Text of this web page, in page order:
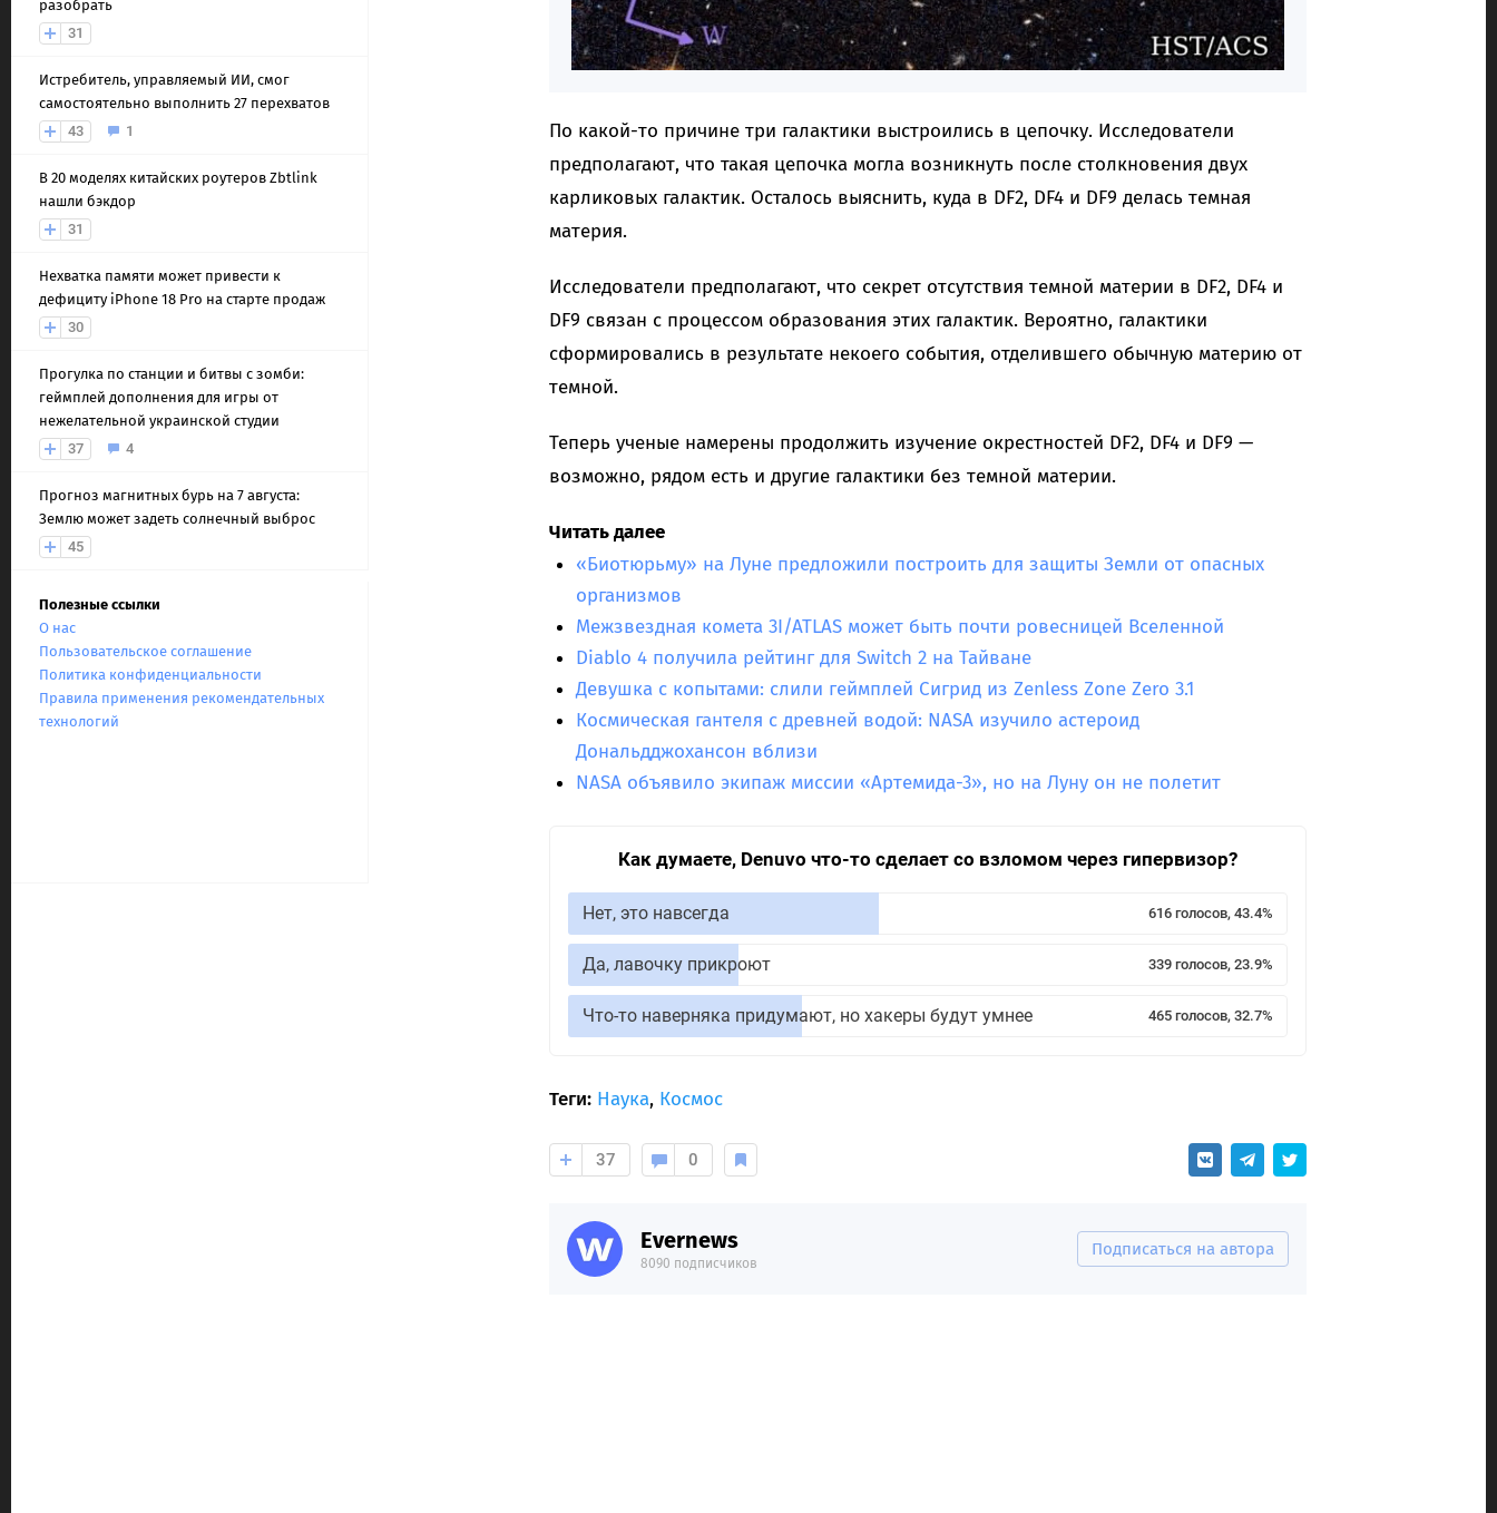
разобрать
31
Истребитель, управляемый ИИ, смог
самостоятельно выполнить 27 перехватов
43
1
В 20 моделях китайских роутеров Zbtlink
нашли бэкдор
31
Нехватка памяти может привести к
дефициту iPhone 18 Pro на старте продаж
30
Прогулка по станции и битвы с зомби:
геймплей дополнения для игры от
нежелательной украинской студии
37
4
Прогноз магнитных бурь на 7 августа:
Землю может задеть солнечный выброс
45
Полезные ссылки
О нас
Пользовательское соглашение
Политика конфиденциальности
Правила применения рекомендательных
технологий
По какой-то причине три галактики выстроились в цепочку. Исследователи
предполагают, что такая цепочка могла возникнуть после столкновения двух
карликовых галактик. Осталось выяснить, куда в DF2, DF4 и DF9 делась темная
материя.
Исследователи предполагают, что секрет отсутствия темной материи в DF2, DF4 и
DF9 связан с процессом образования этих галактик. Вероятно, галактики
сформировались в результате некоего события, отделившего обычную материю от
темной.
Теперь ученые намерены продолжить изучение окрестностей DF2, DF4 и DF9 —
возможно, рядом есть и другие галактики без темной материи.
Читать далее
«Биотюрьму» на Луне предложили построить для защиты Земли от опасных
организмов
Межзвездная комета 3I/ATLAS может быть почти ровесницей Вселенной
Diablo 4 получила рейтинг для Switch 2 на Тайване
Девушка с копытами: слили геймплей Сигрид из Zenless Zone Zero 3.1
Космическая гантеля с древней водой: NASA изучило астероид
Дональдджохансон вблизи
NASA объявило экипаж миссии «Артемида-3», но на Луну он не полетит
Как думаете, Denuvo что-то сделает со взломом через гипервизор?
Нет, это навсегда 616 голосов, 43.4%
Да, лавочку прикроют 339 голосов, 23.9%
Что-то наверняка придумают, но хакеры будут умнее 465 голосов, 32.7%
Теги: Наука, Космос
37 0
Evernews
8090 подписчиков
Подписаться на автора